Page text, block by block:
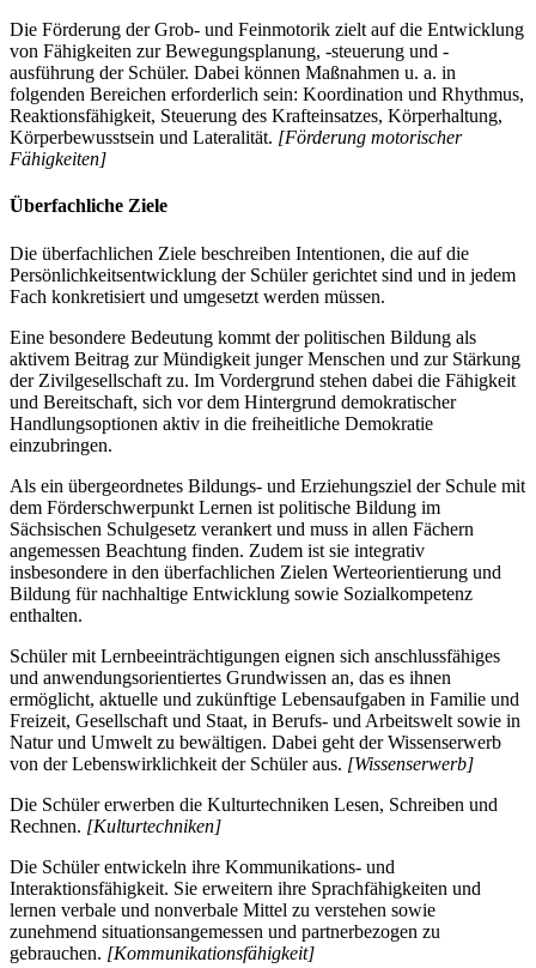
Die Förderung der Grob- und Feinmotorik zielt auf die Entwicklung
von Fähigkeiten zur Bewegungsplanung, -steuerung und -
ausführung der Schüler. Dabei können Maßnahmen u. a. in
folgenden Bereichen erforderlich sein: Koordination und Rhythmus,
Reaktionsfähigkeit, Steuerung des Krafteinsatzes, Körperhaltung,
Körperbewusstsein und Lateralität. [Förderung motorischer
Fähigkeiten]
Überfachliche Ziele
Die überfachlichen Ziele beschreiben Intentionen, die auf die
Persönlichkeitsentwicklung der Schüler gerichtet sind und in jedem
Fach konkretisiert und umgesetzt werden müssen.
Eine besondere Bedeutung kommt der politischen Bildung als
aktivem Beitrag zur Mündigkeit junger Menschen und zur Stärkung
der Zivilgesellschaft zu. Im Vordergrund stehen dabei die Fähigkeit
und Bereitschaft, sich vor dem Hintergrund demokratischer
Handlungsoptionen aktiv in die freiheitliche Demokratie
einzubringen.
Als ein übergeordnetes Bildungs- und Erziehungsziel der Schule mit
dem Förderschwerpunkt Lernen ist politische Bildung im
Sächsischen Schulgesetz verankert und muss in allen Fächern
angemessen Beachtung finden. Zudem ist sie integrativ
insbesondere in den überfachlichen Zielen Werteorientierung und
Bildung für nachhaltige Entwicklung sowie Sozialkompetenz
enthalten.
Schüler mit Lernbeeinträchtigungen eignen sich anschlussfähiges
und anwendungsorientiertes Grundwissen an, das es ihnen
ermöglicht, aktuelle und zukünftige Lebensaufgaben in Familie und
Freizeit, Gesellschaft und Staat, in Berufs- und Arbeitswelt sowie in
Natur und Umwelt zu bewältigen. Dabei geht der Wissenserwerb
von der Lebenswirklichkeit der Schüler aus. [Wissenserwerb]
Die Schüler erwerben die Kulturtechniken Lesen, Schreiben und
Rechnen. [Kulturtechniken]
Die Schüler entwickeln ihre Kommunikations- und
Interaktionsfähigkeit. Sie erweitern ihre Sprachfähigkeiten und
lernen verbale und nonverbale Mittel zu verstehen sowie
zunehmend situationsangemessen und partnerbezogen zu
gebrauchen. [Kommunikationsfähigkeit]